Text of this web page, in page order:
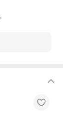
行 商談前 通学
安い お得 おす
クス 美容 友達